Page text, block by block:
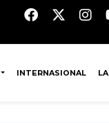
INTERNASIONAL